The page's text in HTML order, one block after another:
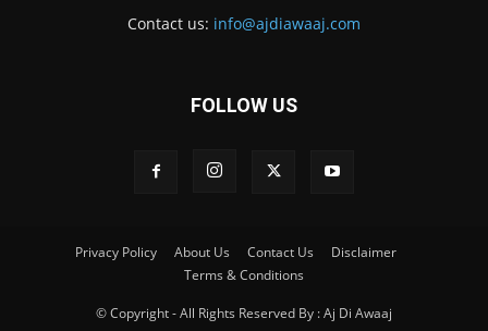
Contact us: info@ajdiawaaj.com
FOLLOW US
Privacy Policy About Us Contact Us
Disclaimer
Terms & Conditions
© Copyright - All Rights Reserved By : Aj Di Awaaj